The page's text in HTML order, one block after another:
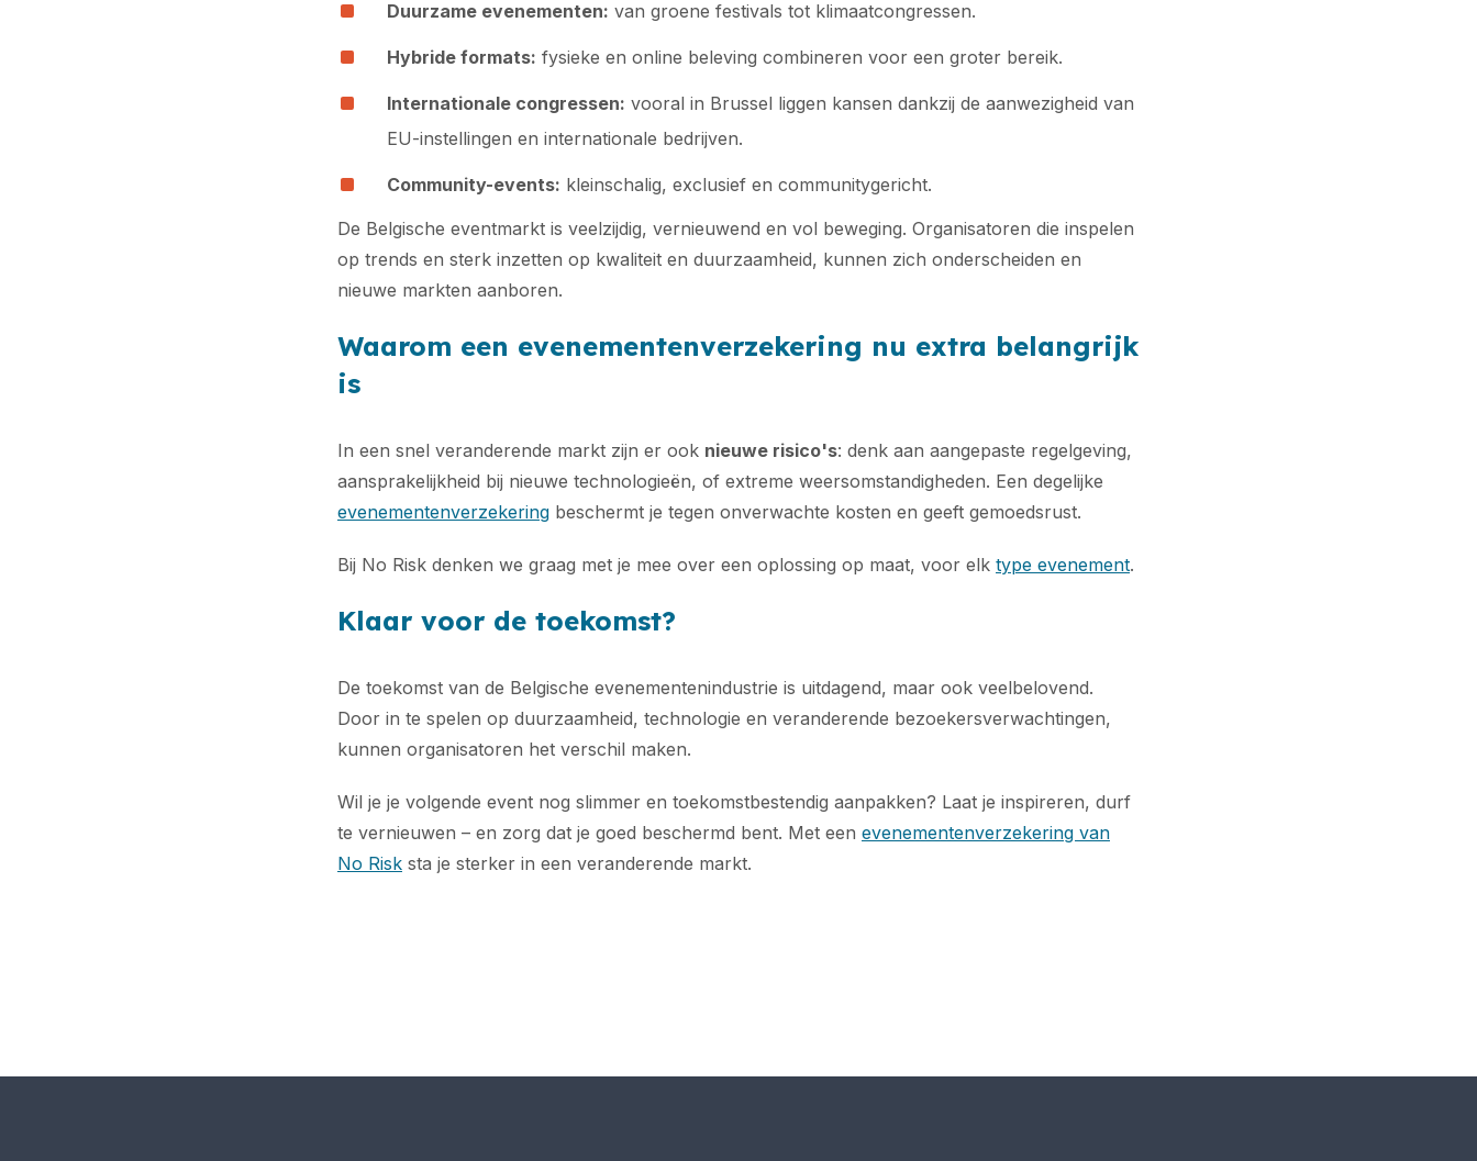
Duurzame evenementen: van groene festivals tot klimaatcongressen.
Hybride formats: fysieke en online beleving combineren voor een groter bereik.
Internationale congressen: vooral in Brussel liggen kansen dankzij de aanwezigheid van
EU-instellingen en internationale bedrijven.
Community-events: kleinschalig, exclusief en communitygericht.
De Belgische eventmarkt is veelzijdig, vernieuwend en vol beweging. Organisatoren die inspelen
op trends en sterk inzetten op kwaliteit en duurzaamheid, kunnen zich onderscheiden en
nieuwe markten aanboren.
Waarom een evenementenverzekering nu extra belangrijk
is
In een snel veranderende markt zijn er ook nieuwe risico's: denk aan aangepaste regelgeving,
aansprakelijkheid bij nieuwe technologieën, of extreme weersomstandigheden. Een degelijke
evenementenverzekering beschermt je tegen onverwachte kosten en geeft gemoedsrust.
Bij No Risk denken we graag met je mee over een oplossing op maat, voor elk type evenement.
Klaar voor de toekomst?
De toekomst van de Belgische evenementenindustrie is uitdagend, maar ook veelbelovend.
Door in te spelen op duurzaamheid, technologie en veranderende bezoekersverwachtingen,
kunnen organisatoren het verschil maken.
Wil je je volgende event nog slimmer en toekomstbestendig aanpakken? Laat je inspireren, durf
te vernieuwen – en zorg dat je goed beschermd bent. Met een evenementenverzekering van
No Risk sta je sterker in een veranderende markt.